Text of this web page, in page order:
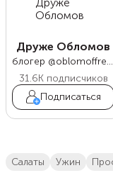
Друже Обломов
блогер @oblomoffrecipe
31.6Kподписчиков
Подписаться
салаты ужин